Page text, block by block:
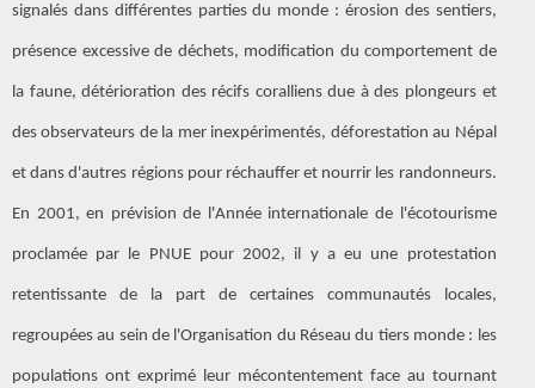
signalés dans différentes parties du monde : érosion des sentiers,
présence excessive de déchets, modification du comportement de
la faune, détérioration des récifs coralliens due à des plongeurs et
des observateurs de la mer inexpérimentés, déforestation au Népal
et dans d'autres régions pour réchauffer et nourrir les randonneurs.
En 2001, en prévision de l'Année internationale de l'écotourisme
proclamée par le PNUE pour 2002, il y a eu une protestation
retentissante de la part de certaines communautés locales,
regroupées au sein de l'Organisation du Réseau du tiers monde : les
populations ont exprimé leur mécontentement face au tournant